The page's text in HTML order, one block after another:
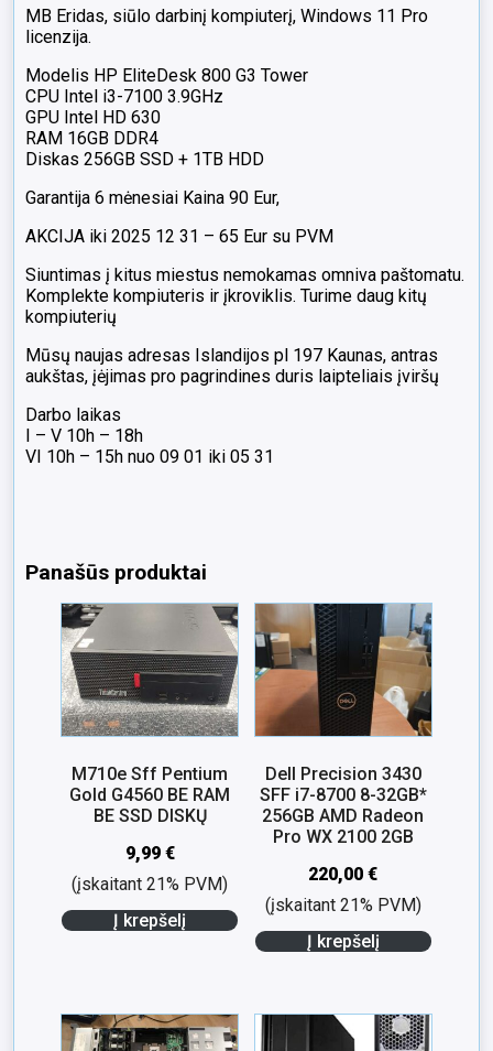
MB Eridas, siūlo darbinį kompiuterį, Windows 11 Pro
licenzija.
Modelis HP EliteDesk 800 G3 Tower
CPU Intel i3-7100 3.9GHz
GPU Intel HD 630
RAM 16GB DDR4
Diskas 256GB SSD + 1TB HDD
Garantija 6 mėnesiai Kaina 90 Eur,
AKCIJA iki 2025 12 31 – 65 Eur su PVM
Siuntimas į kitus miestus nemokamas omniva paštomatu.
Komplekte kompiuteris ir įkroviklis. Turime daug kitų
kompiuterių
Mūsų naujas adresas Islandijos pl 197 Kaunas, antras
aukštas, įėjimas pro pagrindines duris laipteliais įviršų
Darbo laikas
I – V 10h – 18h
VI 10h – 15h nuo 09 01 iki 05 31
Panašūs produktai
M710e Sff Pentium
Gold G4560 BE RAM
BE SSD DISKŲ
9,99 €
(įskaitant 21% PVM)
Į krepšelį
Dell Precision 3430
SFF i7-8700 8-32GB*
256GB AMD Radeon
Pro WX 2100 2GB
220,00€
(įskaitant 21% PVM)
Į krepšelį